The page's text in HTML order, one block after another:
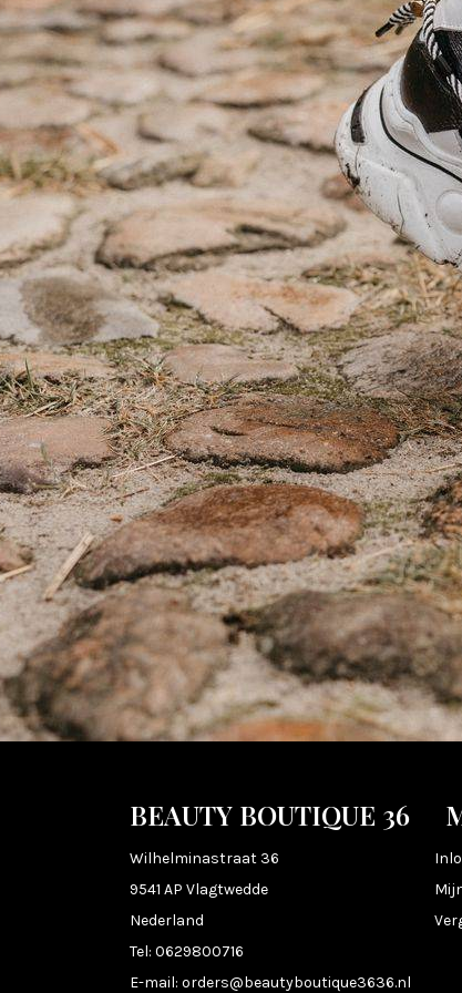
BEAUTY BOUTIQUE 36
Wilhelminastraat 36
9541 AP Vlagtwedde
Nederland
Tel: 0629800716
E-mail: orders@beautyboutique3636.nl